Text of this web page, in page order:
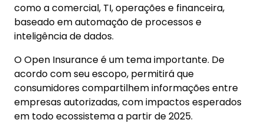
como a comercial, TI, operações e financeira,
baseado em automação de processos e
inteligência de dados.
O Open Insurance é um tema importante. De
acordo com seu escopo, permitirá que
consumidores compartilhem informações entre
empresas autorizadas, com impactos esperados
em todo ecossistema a partir de 2025.